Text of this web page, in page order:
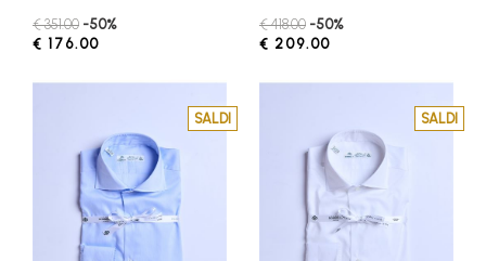
€ 351.00 -50%
€ 176.00
€ 418.00 -50%
€ 209.00
SALDI SALDI